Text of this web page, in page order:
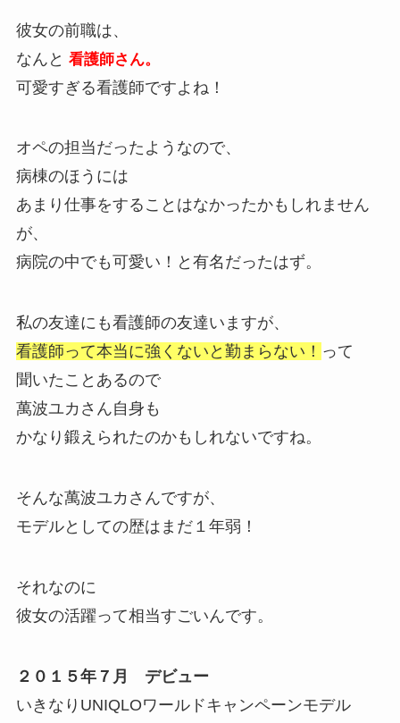
彼女の前職は、
なんと 看護師さん。
可愛すぎる看護師ですよね！
オペの担当だったようなので、
病棟のほうには
あまり仕事をすることはなかったかもしれません
が、
病院の中でも可愛い！と有名だったはず。
私の友達にも看護師の友達いますが、
看護師って本当に強くないと勤まらない！ って
聞いたことあるので
萬波ユカさん自身も
かなり鍛えられたのかもしれないですね。
そんな萬波ユカさんですが、
モデルとしての歴はまだ１年弱！
それなのに
彼女の活躍って相当すごいんです。
２０１５年７月 デビュー
いきなりUNIQLOワールドキャンペーンモデル